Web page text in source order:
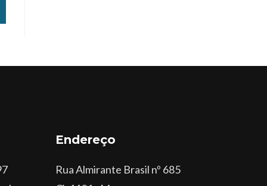
Endereço
Rua Almirante Brasil nº 685